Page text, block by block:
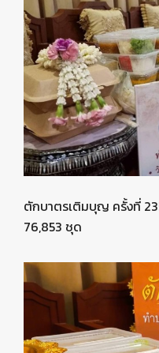
ตักบาตรเติมบุญ ครั้งที่
76,853 ชุด